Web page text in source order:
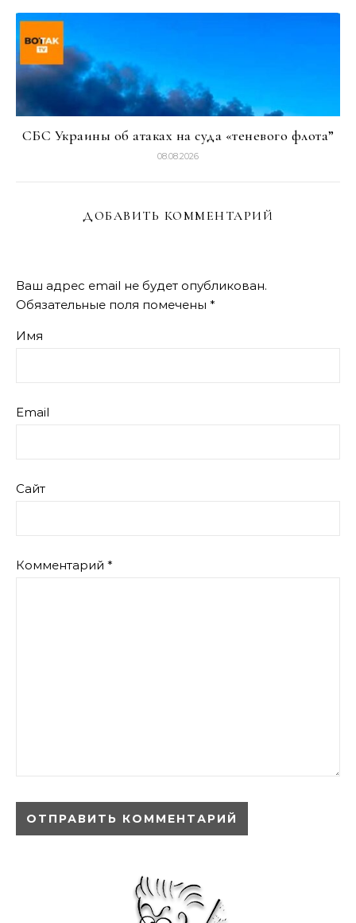
СБС Украины об атаках на суда «теневого флота”
08.08.2026
ДОБАВИТЬ КОММЕНТАРИЙ
Ваш адрес email не будет опубликован.
Обязательные поля помечены *
Имя
Email
Сайт
Комментарий *